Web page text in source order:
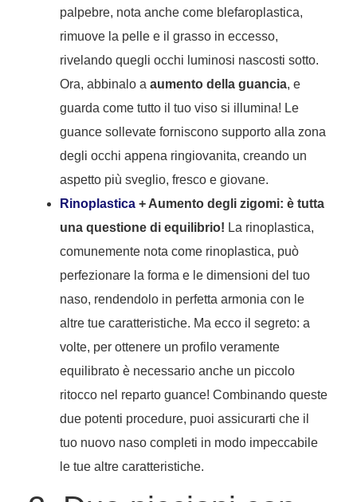
palpebre, nota anche come blefaroplastica,
rimuove la pelle e il grasso in eccesso,
rivelando quegli occhi luminosi nascosti sotto.
Ora, abbinalo a aumento della guancia, e
guarda come tutto il tuo viso si illumina! Le
guance sollevate forniscono supporto alla zona
degli occhi appena ringiovanita, creando un
aspetto più sveglio, fresco e giovane.
Rinoplastica + Aumento degli zigomi: è tutta
una questione di equilibrio! La rinoplastica,
comunemente nota come rinoplastica, può
perfezionare la forma e le dimensioni del tuo
naso, rendendolo in perfetta armonia con le
altre tue caratteristiche. Ma ecco il segreto: a
volte, per ottenere un profilo veramente
equilibrato è necessario anche un piccolo
ritocco nel reparto guance! Combinando queste
due potenti procedure, puoi assicurarti che il
tuo nuovo naso completi in modo impeccabile
le tue altre caratteristiche.